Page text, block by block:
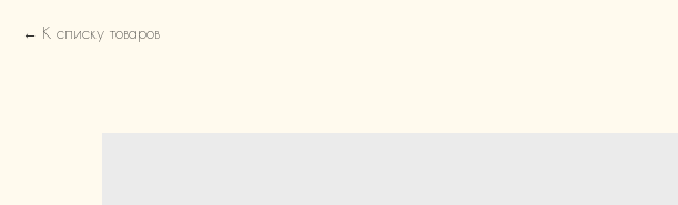
К списку товаров